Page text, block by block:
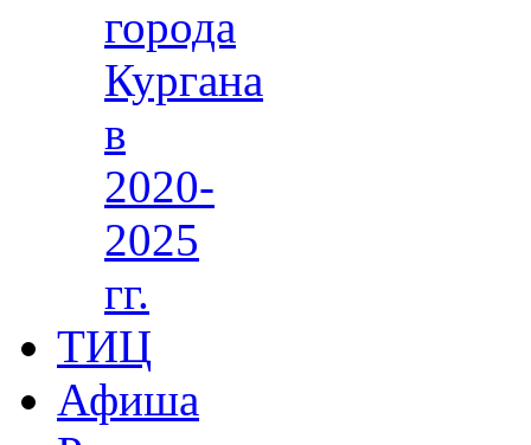
города
Кургана
в
2020-
2025
гг.
ТИЦ
Афиша